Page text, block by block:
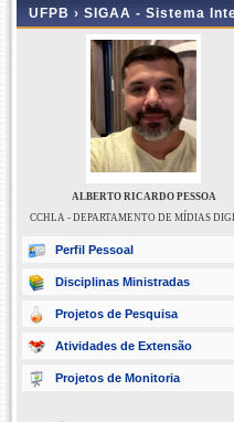
UFPB › SIGAA - Sistema
ALBERTO RICARDO PESSOA
CCHLA - DEPARTAMENTO DE MÍDIAS
Perfil Pessoal
Disciplinas Ministradas
Projetos de Pesquisa
Atividades de Extensão
Projetos de Monitoria